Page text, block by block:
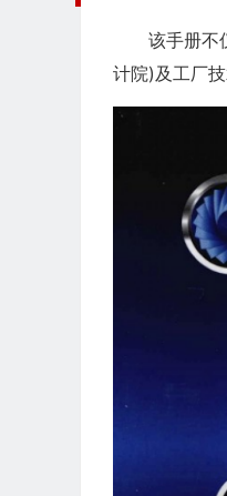
该手册不
计院)及工厂